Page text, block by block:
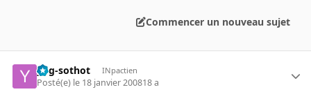
Commencer un nouveau sujet
yog-sothot INpactien
Posté(e) le 18 janvier 200818 a